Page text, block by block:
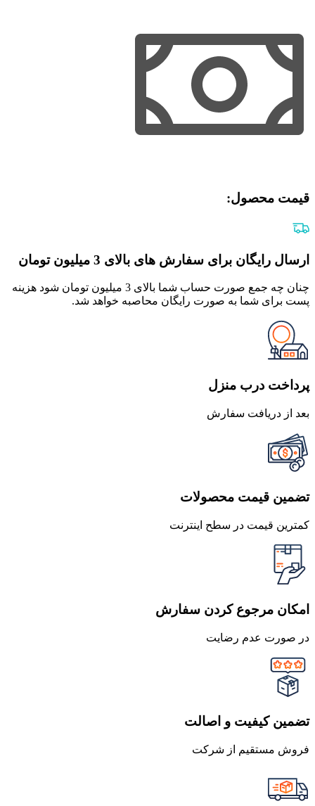
قیمت محصول:​
ارسال رایگان برای سفارش های بالای 3 میلیون تومان
چنان چه جمع صورت حساب شما بالای 3 میلیون تومان شود هزینه
پست برای شما به صورت رایگان محاصبه خواهد شد.
پرداخت درب منزل
بعد از دریافت سفارش
تضمین قیمت محصولات
کمترین قیمت در سطح اینترنت
امکان مرجوع کردن سفارش
در صورت عدم رضایت
تضمین کیفیت و اصالت
فروش مستقیم از شرکت